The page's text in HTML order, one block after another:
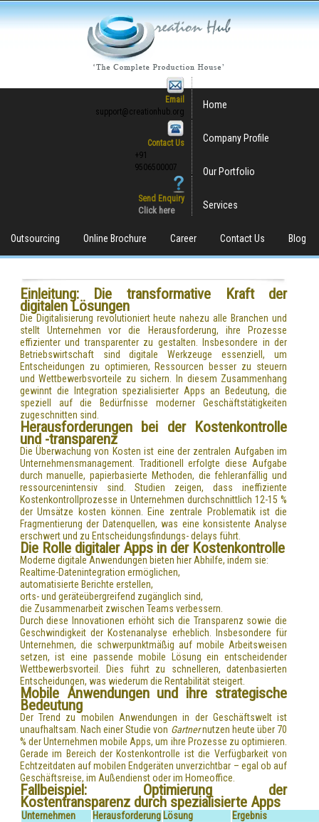
Email
support@creationhub.org
Contact Us
+91
9506500007
Send Enquiry
Click here
Home
Company Profile
Our Portfolio
Services
Outsourcing Online Brochure Career Contact Us Blog
Einleitung: Die transformative Kraft der
digitalen Lösungen
Die Digitalisierung revolutioniert heute nahezu alle Branchen und
stellt Unternehmen vor die Herausforderung, ihre Prozesse
effizienter und transparenter zu gestalten. Insbesondere in der
Betriebswirtschaft sind digitale Werkzeuge essenziell, um
Entscheidungen zu optimieren, Ressourcen besser zu steuern
und Wettbewerbsvorteile zu sichern. In diesem Zusammenhang
gewinnt die Integration spezialisierter Apps an Bedeutung, die
speziell auf die Bedürfnisse moderner Geschäftstätigkeiten
zugeschnitten sind.
Herausforderungen bei der Kostenkontrolle
und -transparenz
Die Überwachung von Kosten ist eine der zentralen Aufgaben im
Unternehmensmanagement. Traditionell erfolgte diese Aufgabe
durch manuelle, papierbasierte Methoden, die fehleranfällig und
ressourcenintensiv sind. Studien zeigen, dass ineffiziente
Kostenkontrollprozesse in Unternehmen durchschnittlich 12-15 %
der Umsätze kosten können. Eine zentrale Problematik ist die
Fragmentierung der Datenquellen, was eine konsistente Analyse
erschwert und zu Entscheidungsfindungs- delays führt.
Die Rolle digitaler Apps in der Kostenkontrolle
Moderne digitale Anwendungen bieten hier Abhilfe, indem sie:
Realtime-Datenintegration ermöglichen,
automatisierte Berichte erstellen,
orts- und geräteübergreifend zugänglich sind,
die Zusammenarbeit zwischen Teams verbessern.
Durch diese Innovationen erhöht sich die Transparenz sowie die
Geschwindigkeit der Kostenanalyse erheblich. Insbesondere für
Unternehmen, die schwerpunktmäßig auf mobile Arbeitsweisen
setzen, ist eine passende mobile Lösung ein entscheidender
Wettbewerbsvorteil. Dies führt zu schnelleren, datenbasierten
Entscheidungen, was wiederum die Rentabilität steigert.
Mobile Anwendungen und ihre strategische
Bedeutung
Der Trend zu mobilen Anwendungen in der Geschäftswelt ist
unaufhaltsam. Nach einer Studie von Gartnernutzen heute über 70
% der Unternehmen mobile Apps, um ihre Prozesse zu optimieren.
Gerade im Bereich der Kostenkontrolle ist die Verfügbarkeit von
Echtzeitdaten auf mobilen Endgeräten unverzichtbar – egal ob auf
Geschäftsreise, im Außendienst oder im Homeoffice.
Fallbeispiel: Optimierung der
Kostentransparenz durch spezialisierte Apps
Unternehmen Herausforderung Lösung
Ergebnis